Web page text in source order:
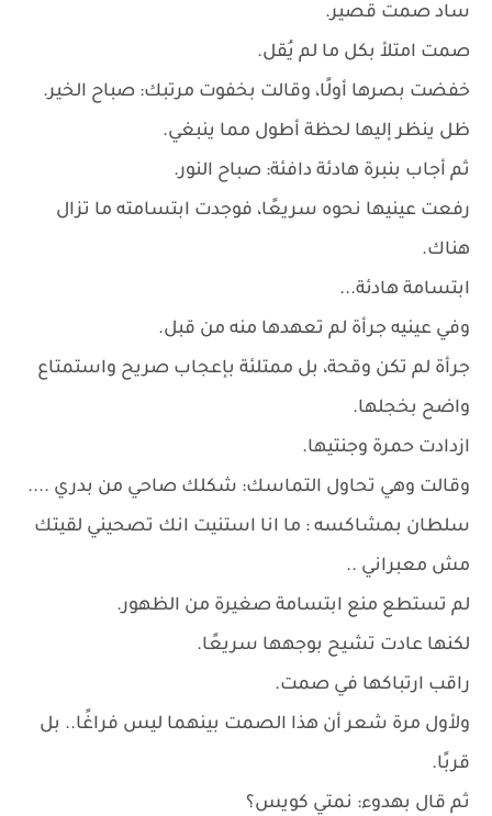
ساد صمت قصير.
صمت امتلأ بكل ما لم يُقل.
خفضت بصرها أولًا، وقالت بخفوت مرتبك: صباح الخير.
ظل ينظر إليها لحظة أطول مما ينبغي.
ثم أجاب بنبرة هادئة دافئة: صباح النور.
رفعت عينيها نحوه سريعًا، فوجدت ابتسامته ما تزال
هناك.
ابتسامة هادئة...
وفي عينيه جرأة لم تعهدها منه من قبل.
جرأة لم تكن وقحة، بل ممتلئة بإعجاب صريح واستمتاع
واضح بخجلها.
ازدادت حمرة وجنتيها.
وقالت وهي تحاول التماسك: شكلك صاحي من بدري ....
سلطان بمشاكسه : ما انا استنيت انك تصحيني لقيتك
مش معبراني ..
لم تستطع منع ابتسامة صغيرة من الظهور.
لكنها عادت تشيح بوجهها سريعًا.
راقب ارتباكها في صمت.
ولأول مرة شعر أن هذا الصمت بينهما ليس فراغًا.. بل
قربًا.
ثم قال بهدوء: نمتي كويس؟